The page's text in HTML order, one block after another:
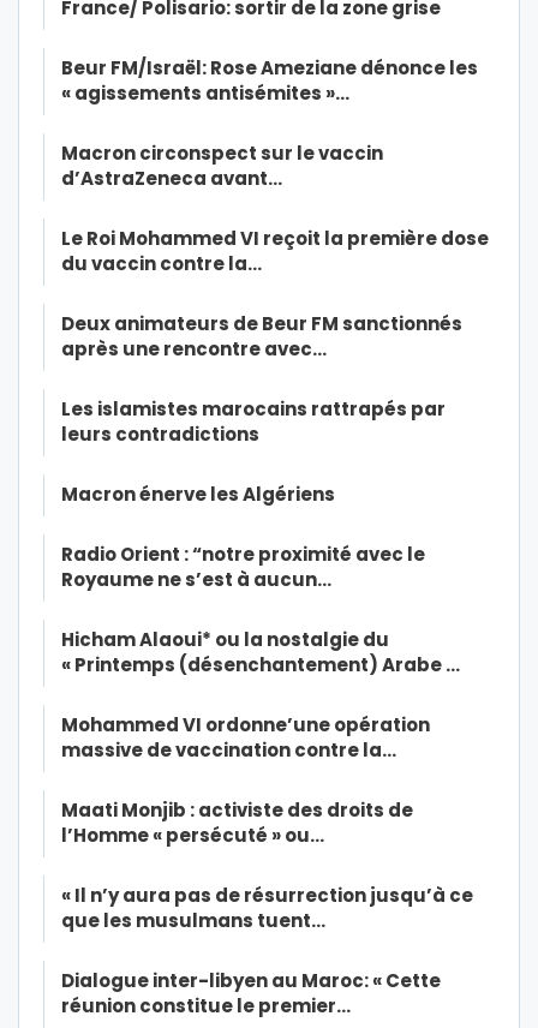
France/ Polisario: sortir de la zone grise
Beur FM/Israël: Rose Ameziane dénonce les
« agissements antisémites »…
Macron circonspect sur le vaccin
d’AstraZeneca avant…
Le Roi Mohammed VI reçoit la première dose
du vaccin contre la…
Deux animateurs de Beur FM sanctionnés
après une rencontre avec…
Les islamistes marocains rattrapés par
leurs contradictions
Macron énerve les Algériens
Radio Orient : “notre proximité avec le
Royaume ne s’est à aucun…
Hicham Alaoui* ou la nostalgie du
« Printemps (désenchantement) Arabe …
Mohammed VI ordonne’une opération
massive de vaccination contre la…
Maati Monjib : activiste des droits de
l’Homme « persécuté » ou…
« Il n’y aura pas de résurrection jusqu’à ce
que les musulmans tuent…
Dialogue inter-libyen au Maroc: « Cette
réunion constitue le premier…